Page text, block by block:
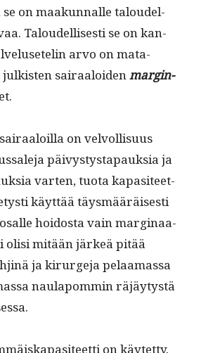
on maakun­nalle taloudel­
Taloudel­lis­es­ti se on kan­
arvo on mata­
sairaaloidenmar­gin­
on velvol­lisu­us
päivystystapauk­sia ja
varten, tuo­ta kap­a­siteet­
käyt­tää täys­määräis­es­ti
hoi­dos­ta vain mar­gin­aa­
olisi mitään järkeä pitää
ja kirurge­ja pelaa­mas­sa
naulapom­min räjäy­tys­tä
on käytet­ty,